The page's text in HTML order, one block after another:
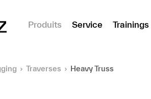
Produits
Service Trainings
Traverses Heavy Truss